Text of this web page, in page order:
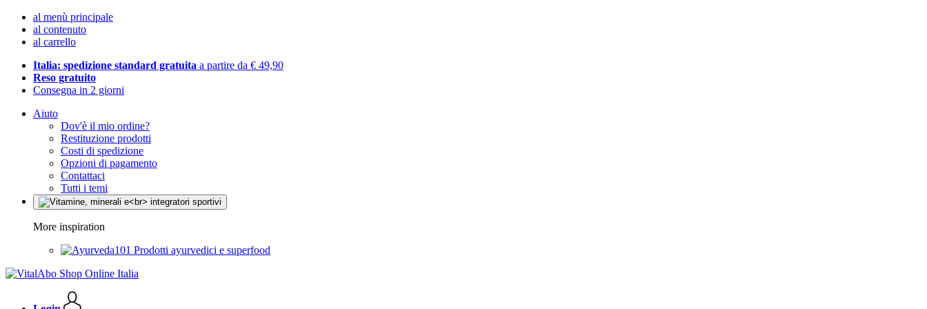
al menù principale
al contenuto
al carrello
Italia: spedizione standard gratuita a partire da € 49,90
Reso gratuito
Consegna in 2 giorni
Aiuto
Dov'è il mio ordine?
Restituzione prodotti
Costi di spedizione
Opzioni di pagamento
Contattaci
Tutti i temi
More inspiration
Prodotti ayurvedici e superfood